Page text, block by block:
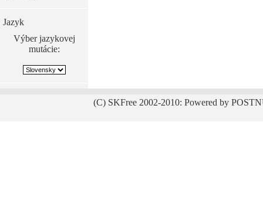
Jazyk
Výber jazykovej
mutácie:
(C) SKFree 2002-2010: Powered by